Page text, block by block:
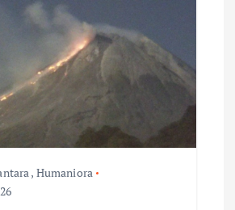
, Humaniora